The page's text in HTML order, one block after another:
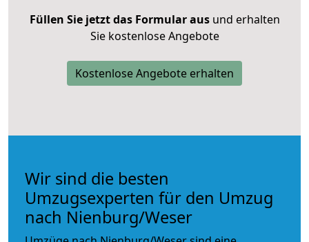
Füllen Sie jetzt das Formular ausund erhalten
Sie kostenlose Angebote
Kostenlose Angebote erhalten
Wir sind die besten
Umzugsexperten für den Umzug
nach Nienburg/Weser